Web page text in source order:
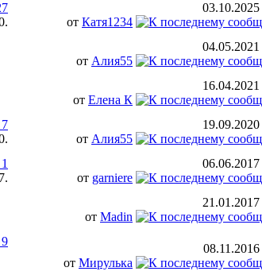
03.10.2025
от Катя1234
04.05.2021
от Алия55
16.04.2021
от Елена К
19.09.2020
от Алия55
06.06.2017
от garniere
21.01.2017
от Madin
08.11.2016
от Мирулька